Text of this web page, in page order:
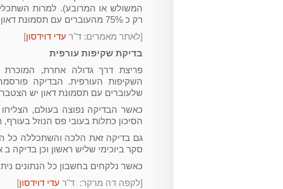
המשולש או המרובע). למרות
רק כ 75% מהעוברים עם תסמונת דאון.
[לאתר מאמרים: ד"ר עדי דוידסון]
בדיקת שקיפות עורפית
פריצת דרך גדולה אחרת, המוכרת
שלעוברים עם תסמונת דאון יש
כאשר הבדיקה נפוצה בעולם, הצליחו
הסיכון כתלות בעובי פס הנוזל
גם בדיקה זאת הלכה והשתכללה כל
סקר ביוכימי שליש ראשון וכן בדיקה
כאשר נלקחים בחשבון כל הנתונים ניתן למנוע 95% מהעוברים עם
[לקפה דה מרקר: ד"ר עדי דוידסון]